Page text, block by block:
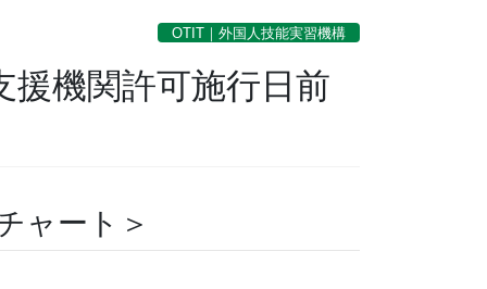
OTIT｜外国人技能実習機構
援機関許可施行日前
ャート＞